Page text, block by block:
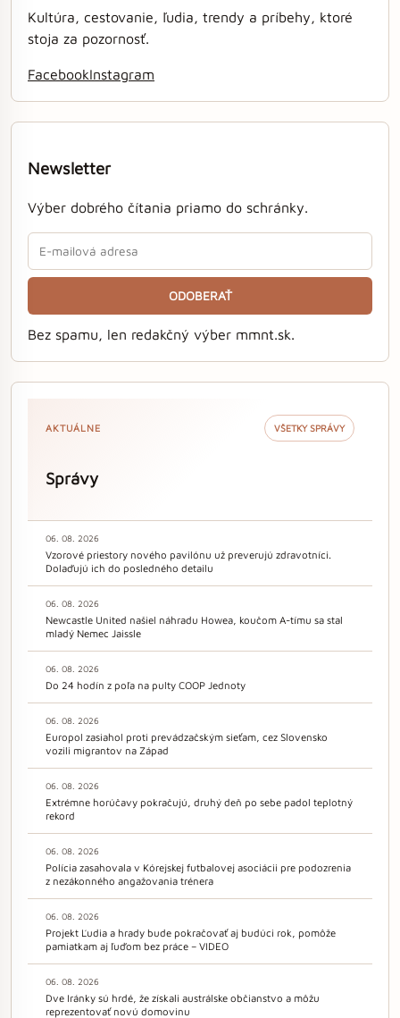
Kultúra, cestovanie, ľudia, trendy a príbehy, ktoré
stoja za pozornosť.
FacebookInstagram
Newsletter
Výber dobrého čítania priamo do schránky.
ODOBERAŤ
Bez spamu, len redakčný výber mmnt.sk.
AKTUÁLNE VŠETKY SPRÁVY
Správy
06. 08. 2026
Vzorové priestory nového pavilónu už preverujú zdravotníci.
Dolaďujú ich do posledného detailu
06. 08. 2026
Newcastle United našiel náhradu Howea, koučom A-tímu sa stal
mladý Nemec Jaissle
06. 08. 2026
Do 24 hodín z poľa na pulty COOP Jednoty
06. 08. 2026
Europol zasiahol proti prevádzačským sieťam, cez Slovensko
vozili migrantov na Západ
06. 08. 2026
Extrémne horúčavy pokračujú, druhý deň po sebe padol teplotný
rekord
06. 08. 2026
Polícia zasahovala v Kórejskej futbalovej asociácii pre podozrenia
z nezákonného angažovania trénera
06. 08. 2026
Projekt Ľudia a hrady bude pokračovať aj budúci rok, pomôže
pamiatkam aj ľuďom bez práce – VIDEO
06. 08. 2026
Dve Iránky sú hrdé, že získali austrálske občianstvo a môžu
reprezentovať novú domovinu